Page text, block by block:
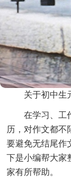
关于初中生
在学习、工
历，对作文都不
要避免无结尾作
下是小编帮大家
家有所帮助。